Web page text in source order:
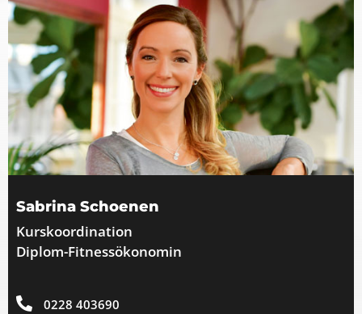
Sabrina Schoenen
Kurskoordination
Diplom-Fitnessökonomin
0228 403690